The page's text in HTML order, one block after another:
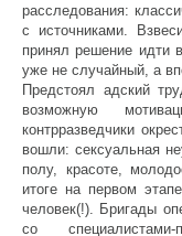
расследования:
с источниками.
принял решение идти
уже не случайный, а
Предстоял адский
возможную
контрразведчики
вошли: сексуальная
полу, красоте,
итоге на первом
человек(!). Бригады
со